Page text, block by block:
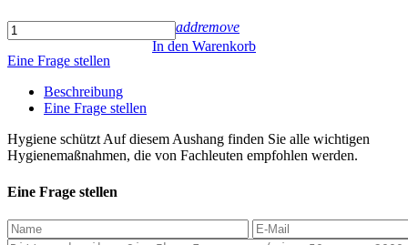
addremove
In den Warenkorb
Eine Frage stellen
Beschreibung
Eine Frage stellen
Hygiene schützt Auf diesem Aushang finden Sie alle wichtigen
Hygienemaßnahmen, die von Fachleuten empfohlen werden.
Eine Frage stellen